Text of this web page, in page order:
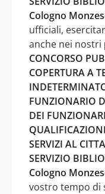
Cologno
ufficiali,
anche nei nostri
CONCORSO
COPERTURA A
FUNZIONARIO
DEI
SERVIZI AL
SERVIZIO
Cologno
vostro tempo di